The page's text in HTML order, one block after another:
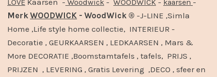
LOVE
Woodwick WOODWICK kaarsen
Merk WOODWICK - WoodWick ® -J-LINE ,Simla
Home ,Life style home collectie, INTERIEUR -
Decoratie , GEURKAARSEN , LEDKAARSEN , Mars &
More DECORATIE ,Boomstamtafels , tafels, PRIJS ,
PRIJZEN , LEVERING , Gratis Levering ,DECO , sfeer en